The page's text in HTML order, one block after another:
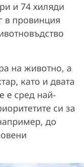
и 74 хиляди
в провинция
на животно, а
като и двата
е сред най-
си за
до